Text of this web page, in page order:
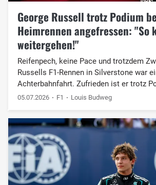
George Russell trotz Podium
Heimrennen angefressen: "So
weitergehen!"
Reifenpech, keine Pace und trotzdem
Russells F1-Rennen in Silverstone war
Achterbahnfahrt. Zufrieden ist er trotz
05.07.2026 F1 Louis Budweg